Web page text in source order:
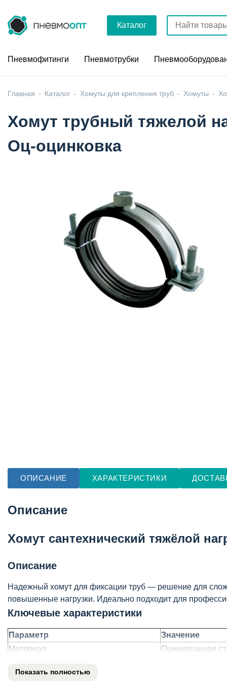
Каталог
Пневмофитинги Пневмотрубки
Главная Каталог Хомуты для крепления труб Хомуты
Хомут трубный тяжелой
Оц-оцинковка
ОПИСАНИЕ ХАРАКТЕРИСТИКИ
Описание
Хомут сантехнический тяжёлой
Описание
Надежный хомут для фиксации труб — решение для
повышенные нагрузки. Идеально подходит для
Ключевые характеристики
Параметр
Значение
Материал
Оцинкованная
Диапазон диаметров труб
Показать полностью